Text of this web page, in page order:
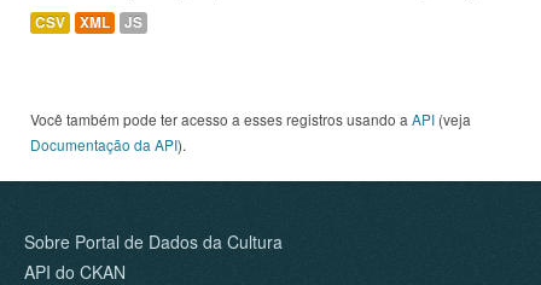
CSV XML JS
Você também pode ter acesso a esses registros usando a API (veja
Documentação da API).
Sobre Portal de Dados da Cultura
API do CKAN